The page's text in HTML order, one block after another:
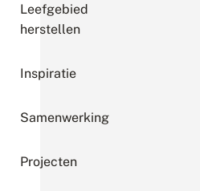
Leefgebied
herstellen
Inspiratie
Samenwerking
Projecten